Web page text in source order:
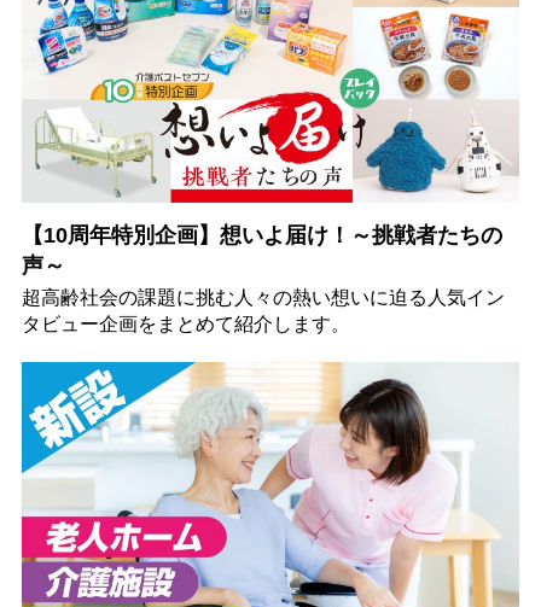
【10周年特別企画】想いよ届け！～挑戦者たちの
声～
超高齢社会の課題に挑む人々の熱い想いに迫る人気イン
タビュー企画をまとめて紹介します。